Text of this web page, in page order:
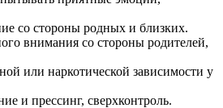
со стороны родных и близких.
внимания со стороны родителей,
или наркотической зависимости у
и прессинг, сверхконтроль.